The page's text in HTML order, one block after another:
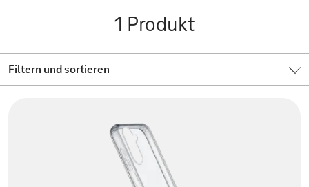
1 Produkt
Filtern und sortieren